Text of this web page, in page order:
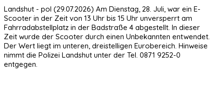
Landshut - pol (29.07.2026) Am Dienstag, 28. Juli, war ein E-
Scooter in der Zeit von 13 Uhr bis 15 Uhr unversperrt am
Fahrradabstellplatz in der Badstraße 4 abgestellt. In dieser
Zeit wurde der Scooter durch einen Unbekannten entwendet.
Der Wert liegt im unteren, dreistelligen Eurobereich. Hinweise
nimmt die Polizei Landshut unter der Tel. 0871 9252-0
entgegen.